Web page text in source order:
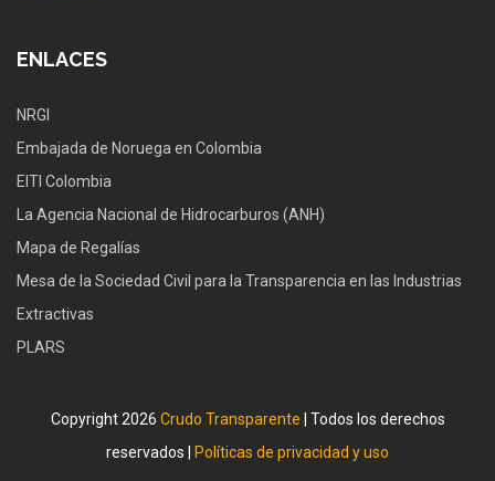
ENLACES
NRGI
Embajada de Noruega en Colombia
EITI Colombia
La Agencia Nacional de Hidrocarburos (ANH)
Mapa de Regalías
Mesa de la Sociedad Civil para la Transparencia en las Industrias
Extractivas
PLARS
Copyright 2026 Crudo Transparente | Todos los derechos
reservados |
Políticas de privacidad y uso